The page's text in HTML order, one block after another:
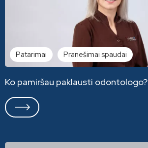
Patarimai Pranešimai spaudai
Ko pamiršau paklausti odontologo?